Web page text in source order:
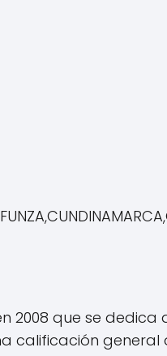
en 2008 que se
general